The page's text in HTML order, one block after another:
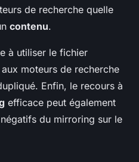
de recherche quelle
contenu.
à utiliser le fichier
moteurs de recherche
Enfin, le recours à
efficace peut également
du mirroring sur le